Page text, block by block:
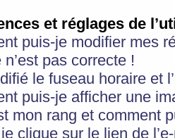
et réglages de
puis-je modifier mes
n’est pas correcte !
le fuseau horaire et
puis-je afficher une
mon rang et comment
clique sur le lien de